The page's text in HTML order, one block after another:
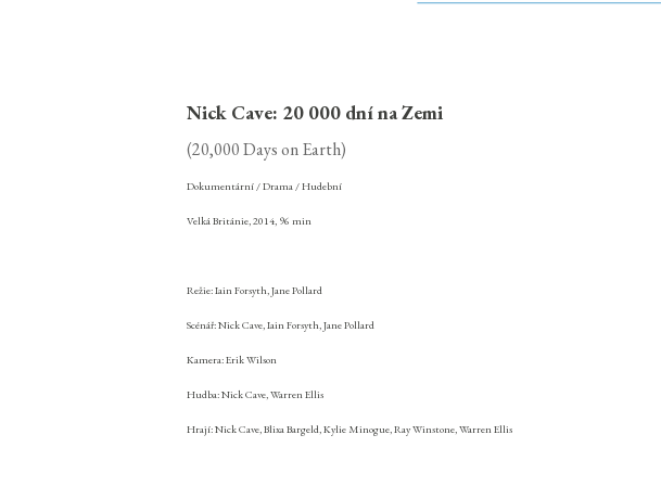
Nick Cave: 20 000 dní na Zemi
(20,000 Days on Earth)
Dokumentární / Drama / Hudební
Velká Británie, 2014, 96 min
Režie: Iain Forsyth, Jane Pollard
Scénář: Nick Cave, Iain Forsyth, Jane Pollard
Kamera: Erik Wilson
Hudba: Nick Cave, Warren Ellis
Hrají: Nick Cave, Blixa Bargeld, Kylie Minogue, Ray Winstone, Warren Ellis